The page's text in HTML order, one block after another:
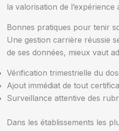
la valorisation de
Bonnes pratiques pour tenir
Une gestion carrière réussie
de ses données, mieux vaut
Vérification trimestrielle du
Ajout immédiat de tout
Surveillance attentive des
Dans les établissements les